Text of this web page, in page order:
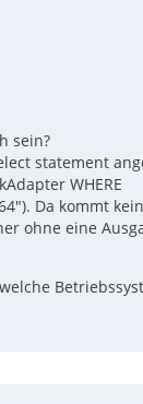
sein?
statement
WHERE
Da kommt
ohne eine